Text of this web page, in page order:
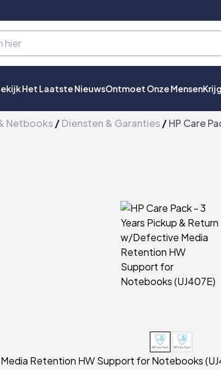
Het Laatste NieuwsOntmoet Onze Mensen
Netbooks/Diensten & Garanties/HP Care
Retention HW Support for Notebooks